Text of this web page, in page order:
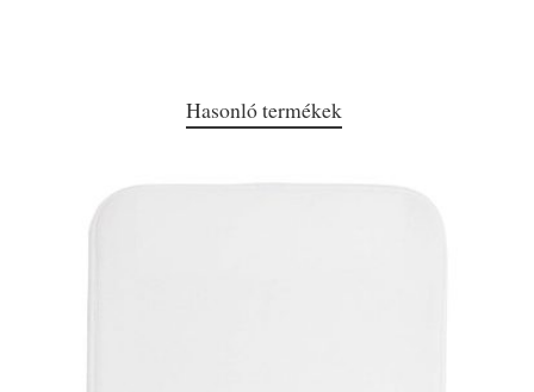
Hasonló termékek